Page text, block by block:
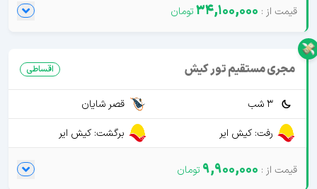
34,100,000
مجری مستقیم تور کیش اقساطی
3 شب
قصر شایان
رفت: کیش ایر
برگشت: کیش ایر
9,900,000